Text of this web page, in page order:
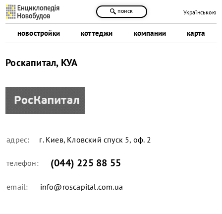
новостройки коттеджи компании карта
поиск Українською
Роскапитал, КУА
адрес: г. Киев, Кловский спуск 5, оф. 2
телефон: (044) 225 88 55
email: info@roscapital.com.ua